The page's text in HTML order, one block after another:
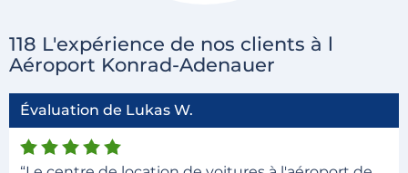
118 L'expérience de nos clients à l
Aéroport Konrad-Adenauer
Évaluation de Lukas W.